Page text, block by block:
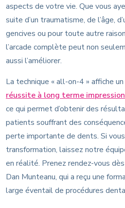
aspects de votre vie. Que vous
suite d’un traumatisme, de l’âge,
gencives ou pour toute autre
l’arcade complète peut non
aussi l’améliorer.
La technique « all-on-4 » affiche
réussite à long terme
ce qui permet d’obtenir des
patients souffrant des
perte importante de dents. Si
transformation, laissez notre
en réalité. Prenez rendez-vous dès
Dan Munteanu, qui a reçu une
large éventail de procédures